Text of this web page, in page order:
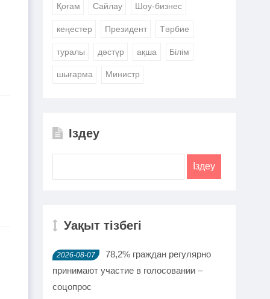
Қоғам Сайлау Шоу-бизнес
кеңестер Президент Тәрбие
туралы дәстүр ақша Білім
шығарма Министр
Іздеу
Уақыт тізбегі
2026-08-07
78,2% граждан регулярно
принимают участие в голосовании –
соцопрос